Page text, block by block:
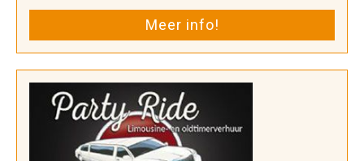
Meer info!